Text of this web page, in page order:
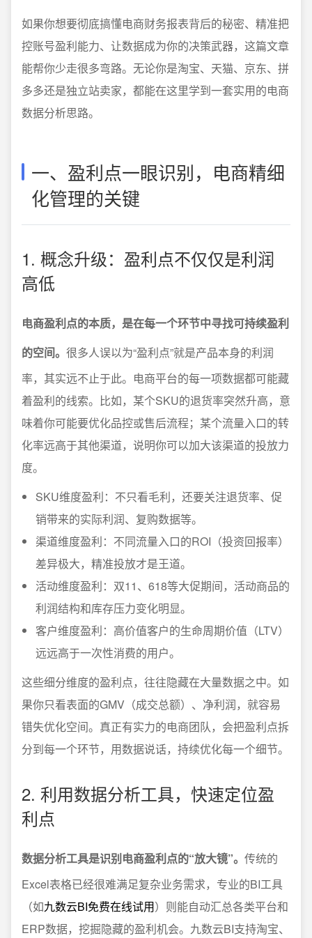
如果你想要彻底搞懂电商财务报表背后的秘密、精准把
控账号盈利能力、让数据成为你的决策武器，这篇文章
能帮你少走很多弯路。无论你是淘宝、天猫、京东、拼
多多还是独立站卖家，都能在这里学到一套实用的电商
数据分析思路。
一、盈利点一眼识别，电商精细
化管理的关键
1. 概念升级：盈利点不仅仅是利润
高低
电商盈利点的本质，是在每一个环节中寻找可持续盈利
的空间。 很多人误以为“盈利点”就是产品本身的利润
率，其实远不止于此。电商平台的每一项数据都可能藏
着盈利的线索。比如，某个SKU的退货率突然升高，意
味着你可能要优化品控或售后流程；某个流量入口的转
化率远高于其他渠道，说明你可以加大该渠道的投放力
度。
SKU维度盈利：不只看毛利，还要关注退货率、促
销带来的实际利润、复购数据等。
渠道维度盈利：不同流量入口的ROI（投资回报率）
差异极大，精准投放才是王道。
活动维度盈利：双11、618等大促期间，活动商品的
利润结构和库存压力变化明显。
客户维度盈利：高价值客户的生命周期价值（LTV）
远远高于一次性消费的用户。
这些细分维度的盈利点，往往隐藏在大量数据之中。如
果你只看表面的GMV（成交总额）、净利润，就容易
错失优化空间。真正有实力的电商团队，会把盈利点拆
分到每一个环节，用数据说话，持续优化每一个细节。
2. 利用数据分析工具，快速定位盈
利点
数据分析工具是识别电商盈利点的“放大镜”。 传统的
Excel表格已经很难满足复杂业务需求，专业的BI工具
（如九数云BI免费在线试用）则能自动汇总各类平台和
ERP数据，挖掘隐藏的盈利机会。九数云BI支持淘宝、